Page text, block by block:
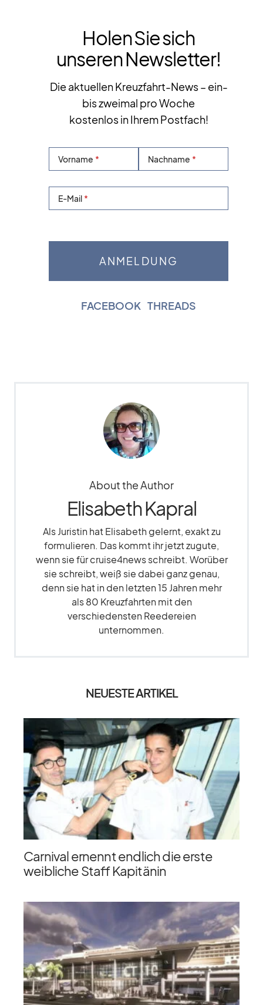
Holen Sie sich
unseren Newsletter!
Die aktuellen Kreuzfahrt-News – ein-
bis zweimal pro Woche
kostenlos in Ihrem Postfach!
Vorname Nachname
E-Mail
FACEBOOK THREADS
About the Author
Elisabeth Kapral
Als Juristin hat Elisabeth gelernt, exakt zu
formulieren. Das kommt ihr jetzt zugute,
wenn sie für cruise4news schreibt. Worüber
sie schreibt, weiß sie dabei ganz genau,
denn sie hat in den letzten 15 Jahren mehr
als 80 Kreuzfahrten mit den
verschiedensten Reedereien
unternommen.
NEUESTE ARTIKEL
Carnival ernennt endlich die erste
weibliche Staff Kapitänin